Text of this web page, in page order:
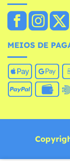
MEIOS DE